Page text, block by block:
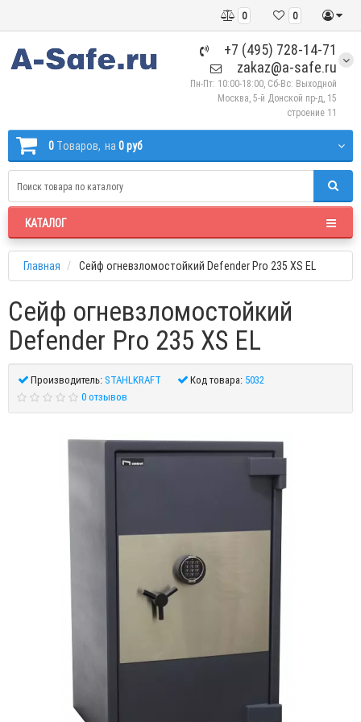
0
0
+7 (495) 728-14-71
zakaz@a-safe.ru
Пн-Пт: 10:00-18:00, Сб-Вс: Выходной
Москва, 5-й Донской пр-д, 15
строение 11
0 Tоваров, на 0 руб
КАТАЛОГ
Главная Сейф огневзломостойкий Defender Pro 235 XS EL
Сейф огневзломостойкий
Defender Pro 235 XS EL
Производитель:STAHLKRAFT Код товара: 5032
0 отзывов